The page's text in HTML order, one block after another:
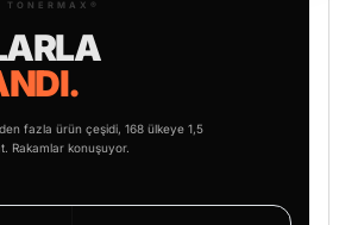
TONERMAX®
fazla ürün çeşidi, 168 ülkeye 1,5
Rakamlar konuşuyor.